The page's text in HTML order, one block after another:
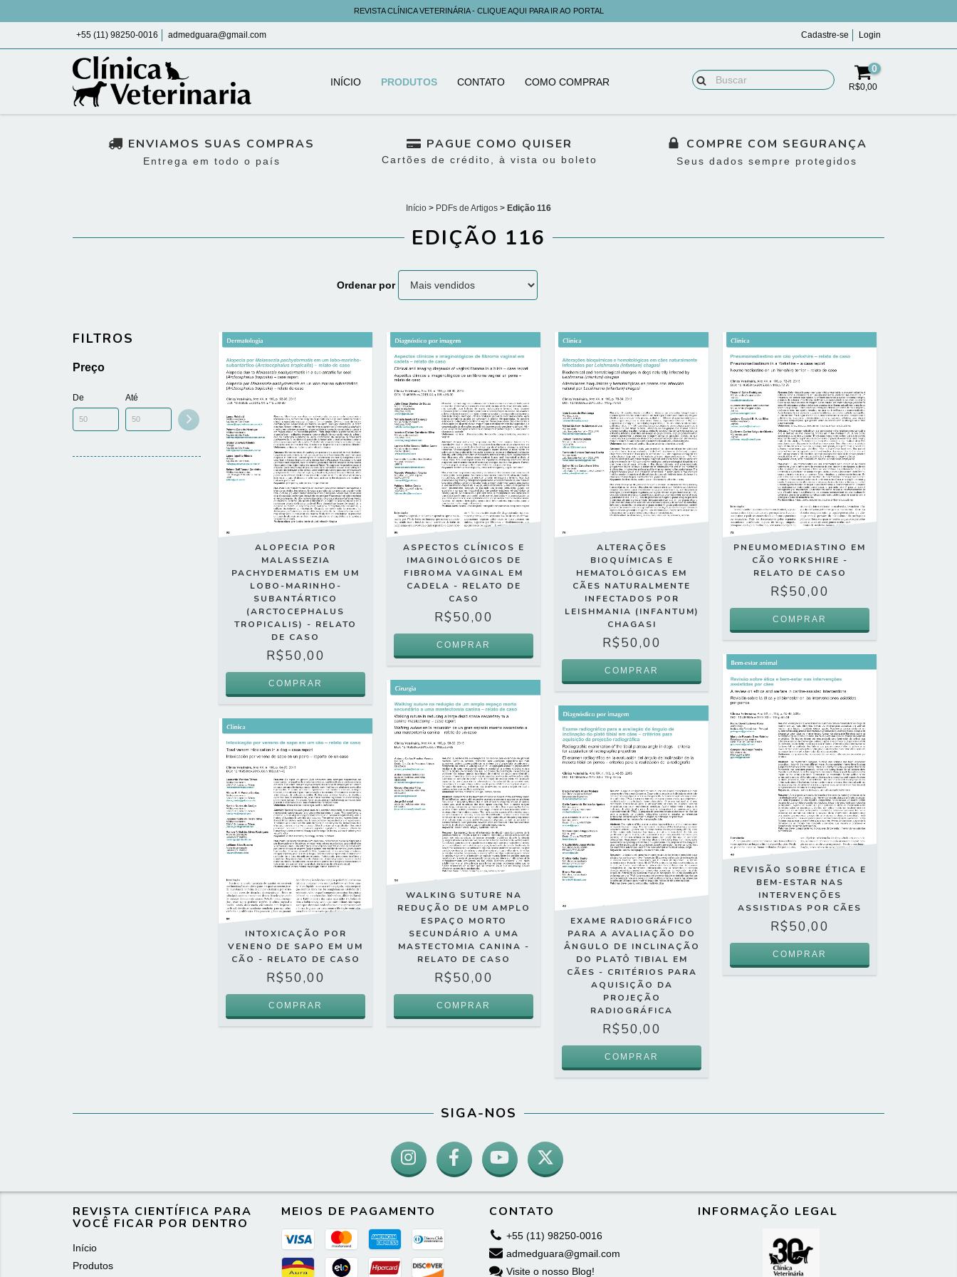
REVISTA CLÍNICA VETERINÁRIA - CLIQUE AQUI PARA IR AO PORTAL
+55 (11) 98250-0016 admedguara@gmail.com Cadastre-se Login
INÍCIO PRODUTOS CONTATO COMO COMPRAR
0
R$0,00
ENVIAMOS SUAS COMPRAS
Entrega em todo o país
PAGUE COMO QUISER
Cartões de crédito, à vista ou boleto
COMPRE COM SEGURANÇA
Seus dados sempre protegidos
Início > PDFs de Artigos > Edição 116
EDIÇÃO 116
Ordenar por
FILTROS
Preço
De Até
ALOPECIA POR
MALASSEZIA
PACHYDERMATIS EM UM
LOBO-MARINHO-
SUBANTÁRTICO
(ARCTOCEPHALUS
TROPICALIS) - RELATO
DE CASO
R$50,00
ASPECTOS CLÍNICOS E
IMAGINOLÓGICOS DE
FIBROMA VAGINAL EM
CADELA - RELATO DE
CASO
R$50,00
ALTERAÇÕES
BIOQUÍMICAS E
HEMATOLÓGICAS EM
CÃES NATURALMENTE
INFECTADOS POR
LEISHMANIA (INFANTUM)
CHAGASI
R$50,00
PNEUMOMEDIASTINO EM
CÃO YORKSHIRE -
RELATO DE CASO
R$50,00
INTOXICAÇÃO POR
VENENO DE SAPO EM UM
CÃO - RELATO DE CASO
R$50,00
WALKING SUTURE NA
REDUÇÃO DE UM AMPLO
ESPAÇO MORTO
SECUNDÁRIO A UMA
MASTECTOMIA CANINA -
RELATO DE CASO
R$50,00
EXAME RADIOGRÁFICO
PARA A AVALIAÇÃO DO
ÂNGULO DE INCLINAÇÃO
DO PLATÔ TIBIAL EM
CÃES - CRITÉRIOS PARA
AQUISIÇÃO DA
PROJEÇÃO
RADIOGRÁFICA
R$50,00
REVISÃO SOBRE ÉTICA E
BEM-ESTAR NAS
INTERVENÇÕES
ASSISTIDAS POR CÃES
R$50,00
SIGA-NOS
REVISTA CIENTÍFICA PARA
VOCÊ FICAR POR DENTRO
Início
Produtos
MEIOS DE PAGAMENTO CONTATO
+55 (11) 98250-0016
admedguara@gmail.com
Visite o nosso Blog!
INFORMAÇÃO LEGAL